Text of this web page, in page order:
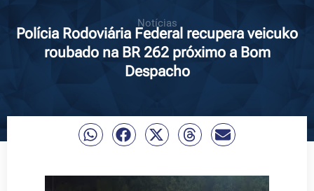
Notícias
Polícia Rodoviária Federal recupera veicuko
roubado na BR 262 próximo a Bom
Despacho